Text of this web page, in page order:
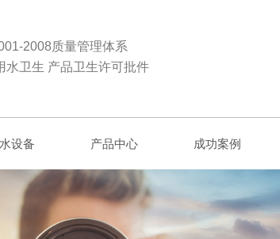
2008质量管理体系
水卫生 产品卫生许可批件
设备 产品中心 成功案例